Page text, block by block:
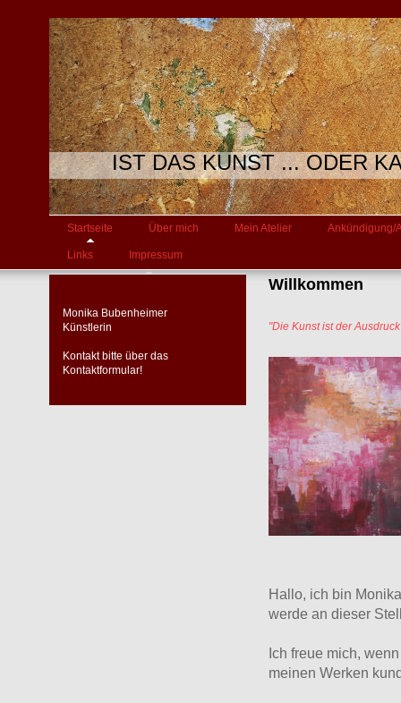
IST DAS KUNST ... ODER
Startseite Über mich Mein Atelier Ankündigung/
Links Impressum
Monika Bubenheimer
Künstlerin
Kontakt bitte über das
Kontaktformular!
Willkommen
"Die Kunst ist der
Hallo, ich bin
werde an dieser
Ich freue mich,
meinen Werken